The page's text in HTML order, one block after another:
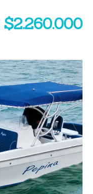
$2.260.000